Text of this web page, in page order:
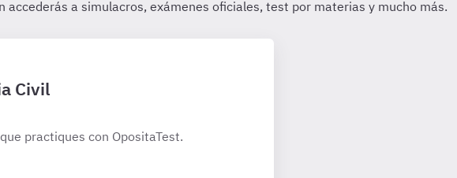
Civil
practiques con OpositaTest.